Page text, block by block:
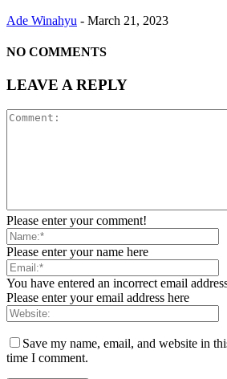
Ade Winahyu - March 21, 2023
NO COMMENTS
LEAVE A REPLY
Please enter your comment!
Please enter your name here
You have entered an incorrect email
Please enter your email address here
Save my name, email, and website in
time I comment.